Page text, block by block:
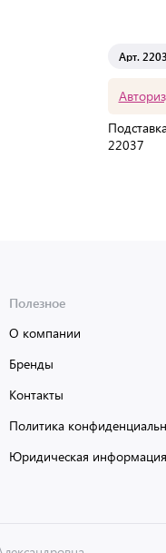
Арт.
22037
Полезное
О компании
Бренды
Контакты
Политика
Юридическая информация